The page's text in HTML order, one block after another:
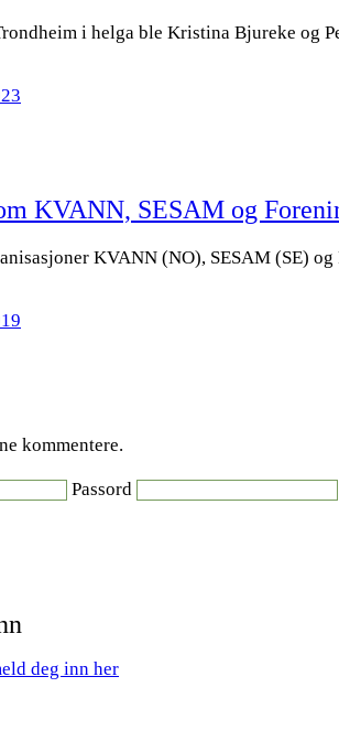
i helga ble Kristina Bjureke
KVANN, SESAM og
KVANN (NO), SESAM (SE)
kommentere.
Passord
deg inn her